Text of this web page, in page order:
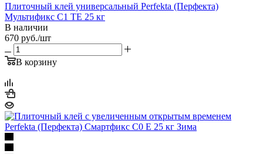
Плиточный клей универсальный Perfekta (Перфекта)
Мультификс C1 TE 25 кг
В наличии
670 руб./шт
В корзину